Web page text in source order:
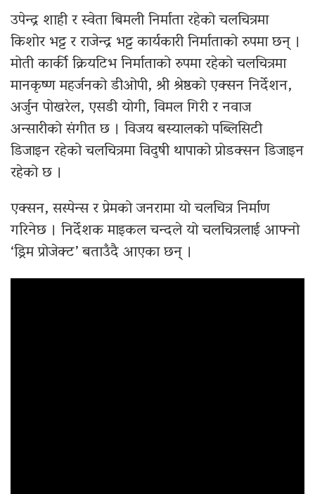
उपेन्द्र शाही र स्वेता बिमली निर्माता रहेको चलचित्रमा
किशोर भट्ट र राजेन्द्र भट्ट कार्यकारी निर्माताको रुपमा छन् ।
मोती कार्की क्रियटिभ निर्माताको रुपमा रहेको चलचित्रमा
मानकृष्ण महर्जनको डीओपी, श्री श्रेष्ठको एक्सन निर्देशन,
अर्जुन पोखरेल, एसडी योगी, विमल गिरी र नवाज
अन्सारीको संगीत छ । विजय बस्यालको पब्लिसिटी
डिजाइन रहेको चलचित्रमा विदुषी थापाको प्रोडक्सन डिजाइन
रहेको छ ।
एक्सन, सस्पेन्स र प्रेमको जनरामा यो चलचित्र निर्माण
गरिनेछ । निर्देशक माइकल चन्दले यो चलचित्रलाई आफ्नो
‘ड्रिम प्रोजेक्ट’ बताउँदै आएका छन् ।